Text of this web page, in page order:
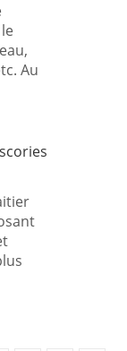
Au